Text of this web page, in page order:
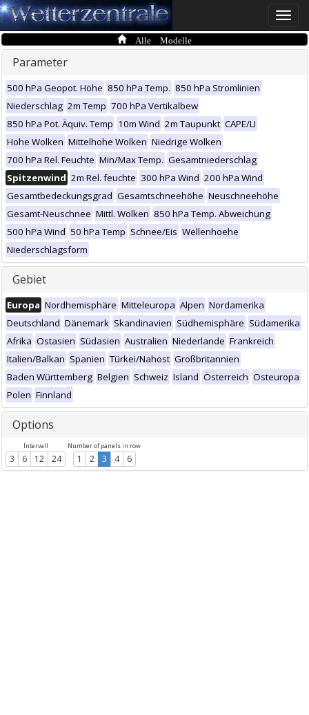
Toggle
Alle Modelle
Parameter
500 hPa Geopot. Höhe 850 hPa Temp. 850 hPa Stromlinien
Niederschlag 2m Temp 700 hPa Vertikalbew
850 hPa Pot. Äquiv. Temp 10m Wind 2m Taupunkt CAPE/LI
Hohe Wolken Mittelhohe Wolken Niedrige Wolken
700 hPa Rel. Feuchte Min/Max Temp. Gesamtniederschlag
Spitzenwind 2m Rel. feuchte 300 hPa Wind 200 hPa Wind
Gesamtbedeckungsgrad Gesamtschneehöhe Neuschneehöhe
Gesamt-Neuschnee Mittl. Wolken 850 hPa Temp. Abweichung
500 hPa Wind 50 hPa Temp Schnee/Eis Wellenhoehe
Niederschlagsform
Gebiet
Europa Nordhemisphäre Mitteleuropa Alpen Nordamerika
Deutschland Dänemark Skandinavien Südhemisphäre Südamerika
Afrika Ostasien Südasien Australien Niederlande Frankreich
Italien/Balkan Spanien Türkei/Nahost Großbritannien
Baden Württemberg Belgien Schweiz Island Österreich Osteuropa
Polen Finnland
Options
Intervall
3 6 12 24
Number of panels in row
1 2 3 4 6